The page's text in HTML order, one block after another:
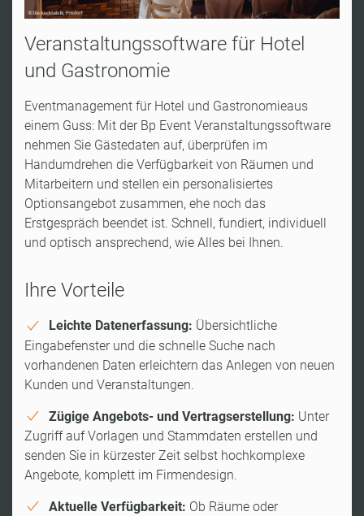
Veranstaltungssoftware für Hotel
und Gastronomie
Eventmanagement für Hotel und Gastronomieaus
einem Guss: Mit der Bp Event Veranstaltungssoftware
nehmen Sie Gästedaten auf, überprüfen im
Handumdrehen die Verfügbarkeit von Räumen und
Mitarbeitern und stellen ein personalisiertes
Optionsangebot zusammen, ehe noch das
Erstgespräch beendet ist. Schnell, fundiert, individuell
und optisch ansprechend, wie Alles bei Ihnen.
Ihre Vorteile
Leichte Datenerfassung: Übersichtliche
Eingabefenster und die schnelle Suche nach
vorhandenen Daten erleichtern das Anlegen von neuen
Kunden und Veranstaltungen.
Zügige Angebots- und Vertragserstellung: Unter
Zugriff auf Vorlagen und Stammdaten erstellen und
senden Sie in kürzester Zeit selbst hochkomplexe
Angebote, komplett im Firmendesign.
Aktuelle Verfügbarkeit: Ob Räume oder